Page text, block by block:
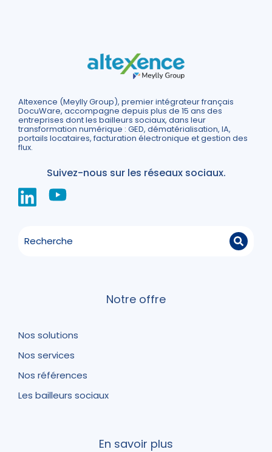
Altexence (Meylly Group), premier intégrateur français
DocuWare, accompagne depuis plus de 15 ans des
entreprises dont les bailleurs sociaux, dans leur
transformation numérique : GED, dématérialisation, IA,
portails locataires, facturation électronique et gestion des
flux.
Suivez-nous sur les réseaux sociaux.
Notre offre
Nos solutions
Nos services
Nos références
Les bailleurs sociaux
En savoir plus